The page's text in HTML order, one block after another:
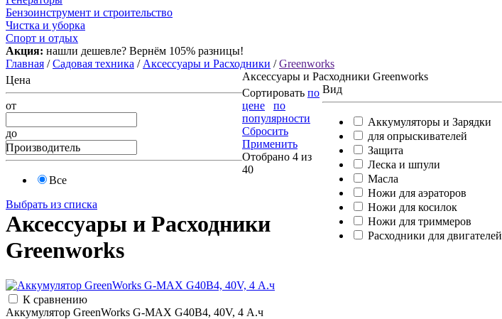
Бензоинструмент и строительство
Чистка и уборка
Спорт и отдых
Акция: нашли дешевле? Вернём 105% разницы!
Главная /Садовая техника / Аксессуары и Расходники /Greenworks
Аксессуары и Расходники Greenworks
Цена
от
до
Вид
Аккумуляторы и Зарядки
для опрыскивателей
Защита
Леска и шпули
Масла
Ножи для аэраторов
Ножи для косилок
Ножи для триммеров
Расходники для двигателей
Производитель
Все
Выбрать из списка
Сортировать по
цене
по
популярности
Сбросить
Применить
Отобрано 4 из
40
Аксессуары и Расходники
Greenworks
К сравнению
Аккумулятор GreenWorks G-MAX G40B4, 40V, 4 А.ч